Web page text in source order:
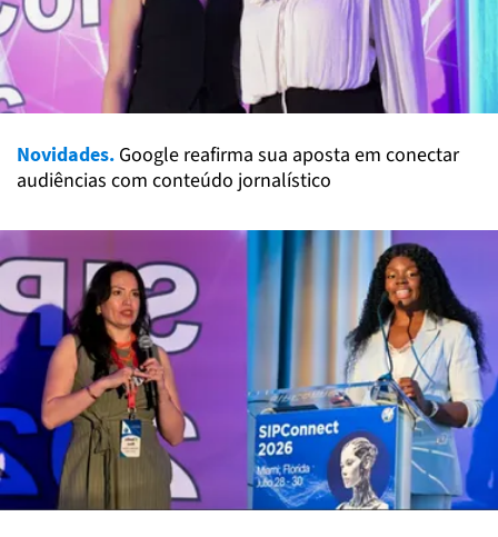
Novidades. Google reafirma sua aposta em conectar
audiências com conteúdo jornalístico